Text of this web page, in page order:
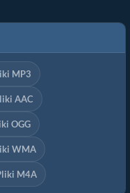
MP3
AAC
OGG
WMA
M4A